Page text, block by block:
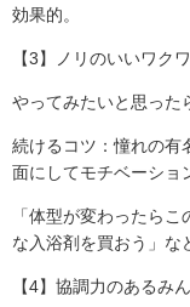
効果的。
【3】ノリのいいワク
やってみたいと思った
続けるコツ：憧れの有
面にしてモチベーショ
「体型が変わったら
な入浴剤を買おう」な
【4】協調力のあるみ